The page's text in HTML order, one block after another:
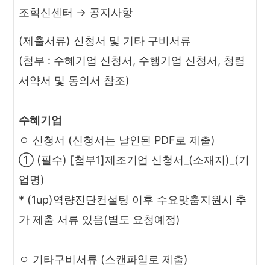
조혁신센터 → 공지사항
(제출서류) 신청서 및 기타 구비서류
(첨부 : 수혜기업 신청서, 수행기업 신청서, 청렴
서약서 및 동의서 참조)
수혜기업
ㅇ 신청서 (신청서는 날인된 PDF로 제출)
① (필수) [첨부1]제조기업 신청서_(소재지)_(기
업명)
* (1up)역량진단컨설팅 이후 수요맞춤지원시 추
가 제출 서류 있음(별도 요청예정)
ㅇ 기타구비서류 (스캔파일로 제출)